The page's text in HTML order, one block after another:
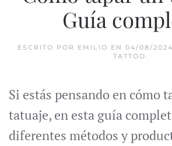
Guía
ESCRITO POR EMILIO EN 04/08/2024
TATTOO
Si estás pensando en cómo
tatuaje, en esta guía
diferentes métodos y